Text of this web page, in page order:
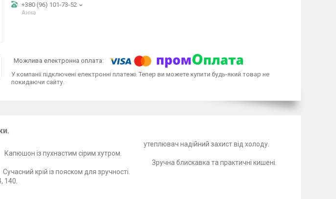
+380 (96) 101-73-52
Анна
У компанії підключені електронні платежі. Тепер ви можете купити будь-який товар не
покидаючи сайту.
утеплювач надійний захист від холоду.
сірим хутром.
Зручна блискавка та практичні кишені.
із пояском для зручності.
140.